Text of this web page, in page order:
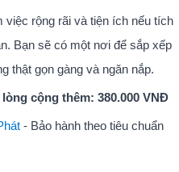
việc rộng rãi và tiện ích nếu tích
Bạn sẽ có một nơi để sắp xếp
thật gọn gàng và ngăn nắp.
cộng thêm: 380.000 VNĐ
- Bảo hành theo tiêu chuẩn